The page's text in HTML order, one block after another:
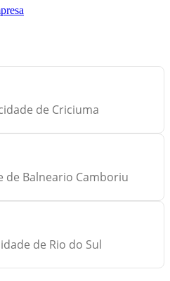
de Criciuma
de Balneario Camboriu
de Rio do Sul